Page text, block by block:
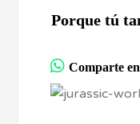
Porque tú
Comparte